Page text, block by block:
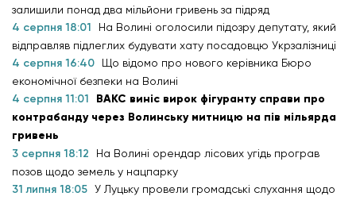
залишили понад два мільйони гривень за підряд
4 серпня 18:01
На Волині оголосили підозру депутату, який
відправляв підлеглих будувати хату посадовцю Укрзалізниці
4 серпня 16:40
Що відомо про нового керівника Бюро
економічної безпеки на Волині
4 серпня 11:01
ВАКС виніс вирок фігуранту справи про
контрабанду через Волинську митницю на пів мільярда
гривень
3 серпня 18:12
На Волині орендар лісових угідь програв
позов щодо земель у нацпарку
31 липня 18:05 У Луцьку провели громадські слухання щодо